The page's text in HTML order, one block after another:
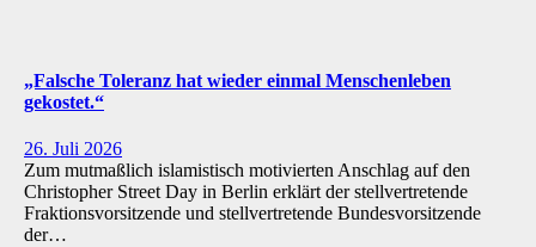
„Falsche Toleranz hat wieder einmal Menschenleben
gekostet.“
26. Juli 2026
Zum mutmaßlich islamistisch motivierten Anschlag auf den
Christopher Street Day in Berlin erklärt der stellvertretende
Fraktionsvorsitzende und stellvertretende Bundesvorsitzende
der…